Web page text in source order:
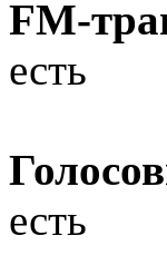
FM-
есть
есть